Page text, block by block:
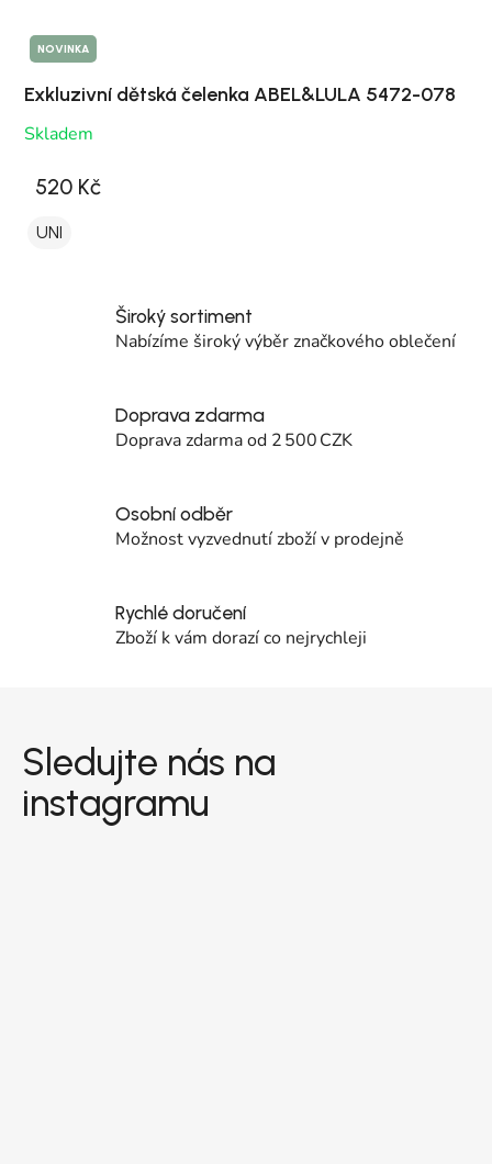
NOVINKA
Exkluzivní dětská čelenka ABEL&LULA 5472-078
Skladem
520 Kč
UNI
Široký sortiment
Nabízíme široký výběr značkového oblečení
Doprava zdarma
Doprava zdarma od 2 500 CZK
Osobní odběr
Možnost vyzvednutí zboží v prodejně
Rychlé doručení
Zboží k vám dorazí co nejrychleji
Sledujte nás na
instagramu